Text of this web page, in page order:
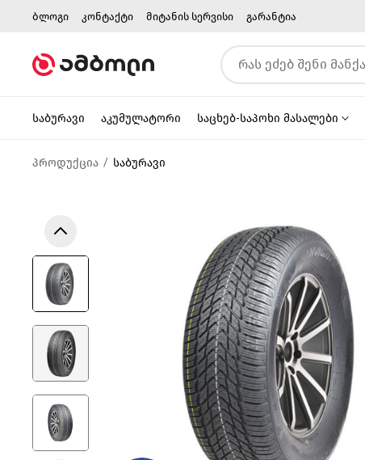
ბლოგი კონტაქტი მიტანის სერვისი გარანტია
საბურავი აკუმულატორი საცხებ-საპოხი მასალები
პროდუქცია საბურავი